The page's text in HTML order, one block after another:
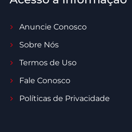
Anuncie Conosco
Sobre Nós
Termos de Uso
Fale Conosco
Políticas de Privacidade